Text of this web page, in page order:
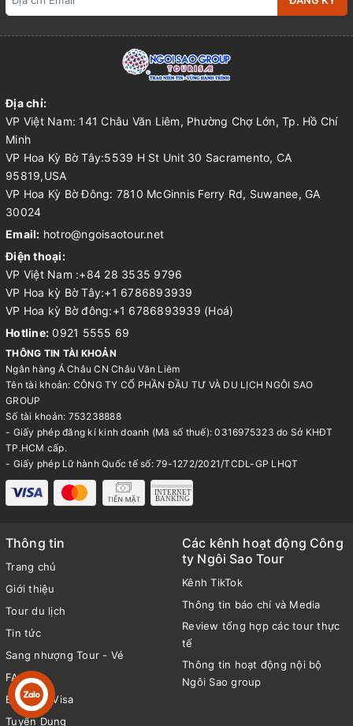
Địa chỉ:
VP Việt Nam: 141 Châu Văn Liêm, Phường Chợ Lớn, Tp. Hồ Chí
Minh
VP Hoa Kỳ Bờ Tây:5539 H St Unit 30 Sacramento, CA
95819,USA
VP Hoa Kỳ Bờ Đông: 7810 McGinnis Ferry Rd, Suwanee, GA
30024
Email: hotro@ngoisaotour.net
Điện thoại:
VP Việt Nam :+84 28 3535 9796
VP Hoa kỳ Bờ Tây:+1 6786893939
VP Hoa kỳ Bờ đông:+1 6786893939 (Hoá)
Hotline: 0921 5555 69
THÔNG TIN TÀI KHOẢN
Ngân hàng Á Châu CN Châu Văn Liêm
Tên tài khoản: CÔNG TY CỔ PHẦN ĐẦU TƯ VÀ DU LỊCH NGÔI SAO
GROUP
Số tài khoản: 753238888
- Giấy phép đăng kí kinh doanh (Mã số thuế): 0316975323 do Sở KHĐT
TP.HCM cấp.
- Giấy phép Lữ hành Quốc tế số: 79-1272/2021/TCDL-GP LHQT
Thông tin
Trang chủ
Giới thiệu
Tour du lịch
Tin tức
Sang nhượng Tour - Vé
FAQ
Bảng giá Visa
Tuyển Dụng
Các kênh hoạt động Công
ty Ngôi Sao Tour
Kênh TikTok
Thông tin báo chí và Media
Review tổng hợp các tour thực
tế
Thông tin hoạt động nội bộ
Ngôi Sao group